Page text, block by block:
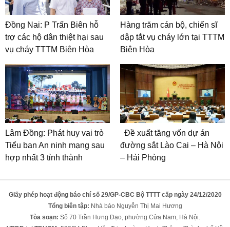
Đồng Nai: P Trấn Biên hỗ
trợ các hộ dân thiệt hại sau
vụ cháy TTTM Biên Hòa
Hàng trăm cán bộ, chiến sĩ
dập tắt vụ cháy lớn tại TTTM
Biên Hòa
Lâm Đồng: Phát huy vai trò
Tiểu ban An ninh mạng sau
hợp nhất 3 tỉnh thành
Đề xuất tăng vốn dự án
đường sắt Lào Cai – Hà Nội
– Hải Phòng
Giấy phép hoạt động báo chí số 29/GP-CBC Bộ TTTT cấp ngày 24/12/2020
Tổng biên tập: Nhà báo Nguyễn Thị Mai Hương
Tòa soạn: Số 70 Trần Hưng Đạo, phường Cửa Nam, Hà Nội.